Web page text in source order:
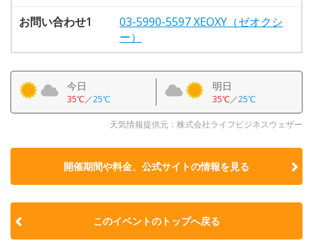
お問い合わせ1
03-5990-5597 XEOXY（ゼオクシ
ー）
今日
35℃／25℃
明日
35℃／25℃
天気情報提供元：株式会社ライフビジネスウェザー
開催期間や料金、公式サイトの情報を見る
このイベントのトップへ戻る